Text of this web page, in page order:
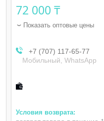
72 000 ₸
Показать оптовые цены
+7 (707) 117-65-77
Мобильный, WhatsApp